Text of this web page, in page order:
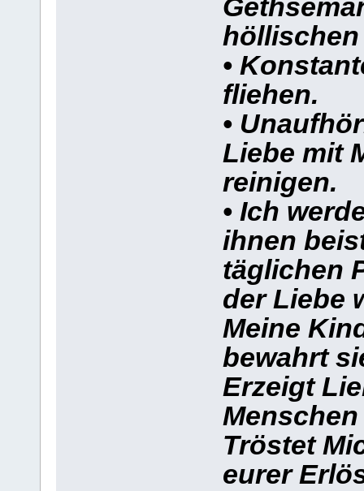
höllischen
•
fliehen.
•
Liebe mit
reinigen.
• Ich
ihnen
täglichen
der Liebe
Meine
bewahrt
Erzeigt
Tröstet
eurer